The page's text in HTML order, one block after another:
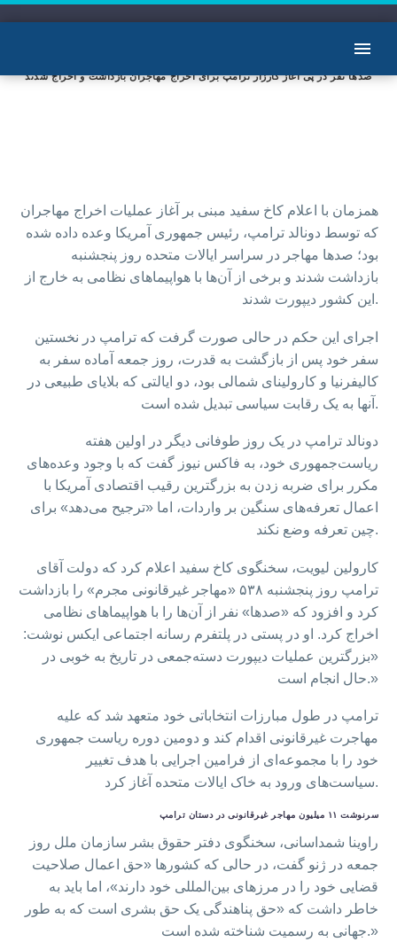
صدها نفر در پی آغاز کارزار ترامپ برای اخراج مهاجران بازداشت و اخراج شدند
همزمان با اعلام کاخ سفید مبنی بر آغاز عملیات اخراج مهاجران
که توسط دونالد ترامپ، رئیس جمهوری آمریکا وعده داده شده
بود؛ صدها مهاجر در سراسر ایالات متحده روز پنجشنبه
بازداشت شدند و برخی از آن‌ها با هواپیماهای نظامی به خارج از
این کشور دیپورت شدند.
اجرای این حکم در حالی صورت گرفت که ترامپ در نخستین
سفر خود پس از بازگشت به قدرت، روز جمعه آماده سفر به
کالیفرنیا و کارولینای شمالی بود، دو ایالتی که بلایای طبیعی در
آنها به یک رقابت سیاسی تبدیل شده است.
دونالد ترامپ در یک روز طوفانی دیگر در اولین هفته
ریاست‌جمهوری خود، به فاکس نیوز گفت که با وجود وعده‌های
مکرر برای ضربه زدن به بزرگترین رقیب اقتصادی آمریکا با
اعمال تعرفه‌های سنگین بر واردات، اما «ترجیح می‌دهد» برای
چین تعرفه وضع نکند.
کارولین لیویت، سخنگوی کاخ سفید اعلام کرد که دولت آقای
ترامپ روز پنجشنبه ۵۳۸ «مهاجر غیرقانونی مجرم» را بازداشت
کرد و افزود که «صدها» نفر از آن‌ها را با هواپیماهای نظامی
اخراج کرد. او در پستی در پلتفرم رسانه اجتماعی ایکس نوشت:
«بزرگترین عملیات دیپورت دسته‌جمعی در تاریخ به خوبی در
حال انجام است.»
ترامپ در طول مبارزات انتخاباتی خود متعهد شد که علیه
مهاجرت غیرقانونی اقدام کند و دومین دوره ریاست جمهوری
خود را با مجموعه‌ای از فرامین اجرایی با هدف تغییر
سیاست‌های ورود به خاک ایالات متحده آغاز کرد.
سرنوشت ۱۱ میلیون مهاجر غیرقانونی در دستان ترامپ
راوینا شمداسانی، سخنگوی دفتر حقوق بشر سازمان ملل روز
جمعه در ژنو گفت، در حالی که کشورها «حق اعمال صلاحیت
قضایی خود را در مرزهای بین‌المللی خود دارند»، اما باید به
خاطر داشت که «حق پناهندگی یک حق بشری است که به طور
جهانی به رسمیت شناخته شده است.»